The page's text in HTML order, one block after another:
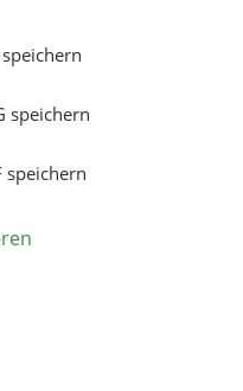
speichern
speichern